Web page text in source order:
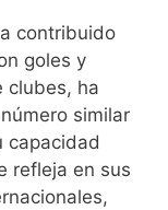
contribuido
goles y
clubes, ha
similar
capacidad
refleja en sus